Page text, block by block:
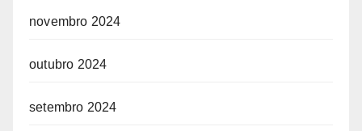
novembro 2024
outubro 2024
setembro 2024